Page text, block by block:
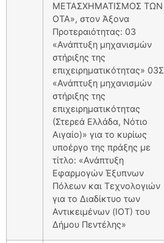
ΜΕΤΑΣΧΗΜΑΤΙΣΜΟΣ ΤΩΝ
ΟΤΑ», στον Άξονα
Προτεραιότητας: 03
«Ανάπτυξη μηχανισμών
στήριξης της
επιχειρηματικότητας» 03Σ
«Ανάπτυξη μηχανισμών
στήριξης της
επιχειρηματικότητας
(Στερεά Ελλάδα, Νότιο
Αιγαίο)» για το κυρίως
υποέργο της πράξης με
τίτλο: «Ανάπτυξη
Εφαρμογών Έξυπνων
Πόλεων και Τεχνολογιών
για το Διαδίκτυο των
Αντικειμένων (ΙΟΤ) του
Δήμου Πεντέλης»